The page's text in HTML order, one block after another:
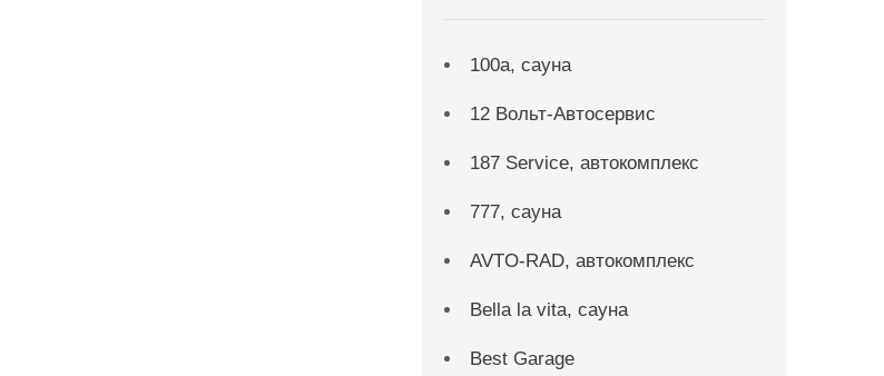
100а, сауна
12 Вольт-Автосервис
187 Service, автокомплекс
777, сауна
AVTO-RAD, автокомплекс
Bella la vita, сауна
Best Garage